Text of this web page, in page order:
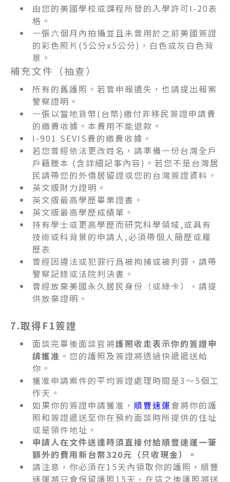
由您的美國學校或課程所發的入學許可I-20表
格。
一張六個月內拍攝並且未曾用於之前美國簽證
的彩色照片(5公分x5公分)，白色或灰白色背
景。
補充文件（抽查）
所有的舊護照。若曾申報遺失，也請提出報案
警察證明。
一張以當地貨幣(台幣)繳付非移民簽證申請費
的繳費收據。本費用不能退款。
I-901 SEVIS費的繳費收據。
若您曾經依法更改姓名，請準備一份台灣全戶
戶籍謄本 (含詳細記事內容)。若您不是台灣居
民請帶您的外僑居留證或您的台灣簽證資料。
英文版財力證明。
英文版最高學歷畢業證書。
英文版最高學歷成績單。
持有學士或更高學歷而研究科學領域,或具有
技術或科背景的申請人,必須帶個人簡歷或履
歷表
曾經因違法或犯罪行爲被拘捕或被判罪，請帶
警察記錄或法院判決書。
曾經放棄美國永久居民身份（或綠卡），請提
供放棄證明。
7.取得F1簽證
面談完畢後面談官將護照收走表示你的簽證申
請獲准 。 您的護照及簽證將透過快遞遞送給
你。
獲准申請案件的平均簽證處理時間是3～5個工
作天。
如果你的簽證申請獲准， 順豐速運會將你的護
照和簽證遞送至你在預約面談時所提供的住址
或是領件地址。
申請人在文件送達時須直接付給順豐速運一筆
額外的費用新台幣320元（只收現金）。
請注意，你必須在15天內領取你的護照，順豐
速運將只會保留護照15天，在這之後護照將送